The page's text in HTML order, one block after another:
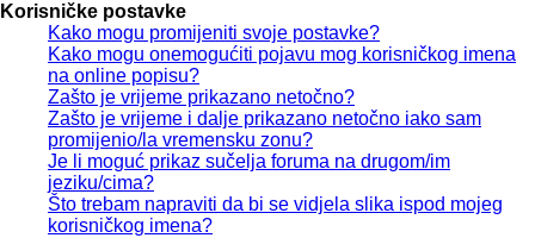
Korisničke postavke
Kako mogu promijeniti svoje postavke?
Kako mogu onemogućiti pojavu mog korisničkog imena
na online popisu?
Zašto je vrijeme prikazano netočno?
Zašto je vrijeme i dalje prikazano netočno iako sam
promijenio/la vremensku zonu?
Je li moguć prikaz sučelja foruma na drugom/im
jeziku/cima?
Što trebam napraviti da bi se vidjela slika ispod mojeg
korisničkog imena?